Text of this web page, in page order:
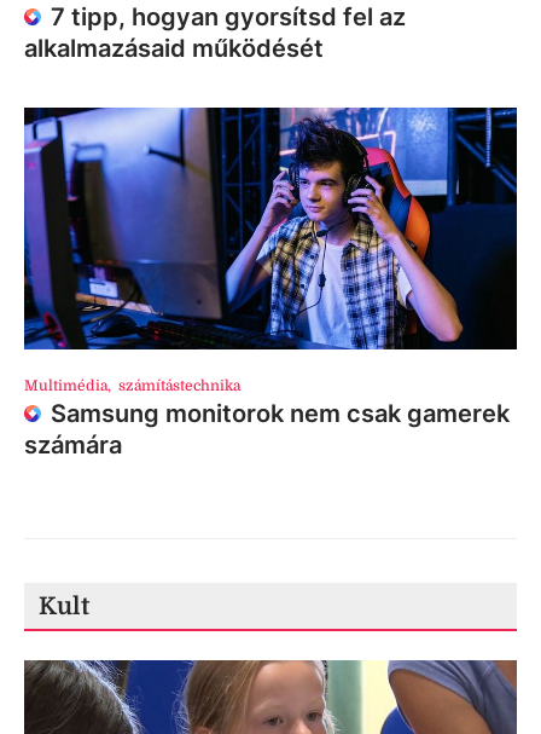
7 tipp, hogyan gyorsítsd fel az
alkalmazásaid működését
Multimédia, számítástechnika
Samsung monitorok nem csak gamerek
számára
Kult